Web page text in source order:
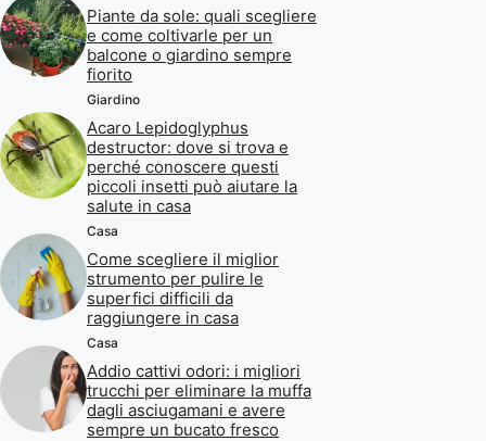
Piante da sole: quali scegliere
e come coltivarle per un
balcone o giardino sempre
fiorito
Giardino
Acaro Lepidoglyphus
destructor: dove si trova e
perché conoscere questi
piccoli insetti può aiutare la
salute in casa
Casa
Come scegliere il miglior
strumento per pulire le
superfici difficili da
raggiungere in casa
Casa
Addio cattivi odori: i migliori
trucchi per eliminare la muffa
dagli asciugamani e avere
sempre un bucato fresco